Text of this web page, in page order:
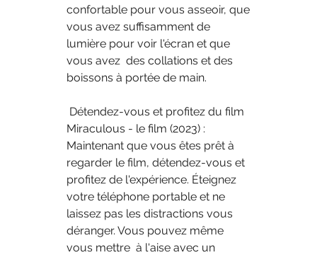
confortable pour vous asseoir, que
vous avez suffisamment de
lumière pour voir l'écran et que
vous avez  des collations et des
boissons à portée de main.
Miraculous - le film (2023) :
Maintenant que vous êtes prêt à
regarder le film, détendez-vous et
profitez de l'expérience. Éteignez
votre téléphone portable et ne
laissez pas les distractions vous
déranger. Vous pouvez même
vous mettre  à l'aise avec un